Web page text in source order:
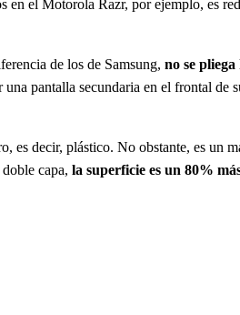
en el Motorola Razr, por ejemplo, es
de los de Samsung, no se
pantalla secundaria en el frontal de
es decir, plástico. No obstante, es un
capa, la superficie es un 80%